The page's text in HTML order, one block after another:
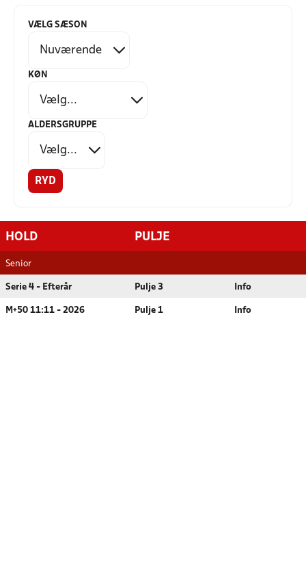
VÆLG SÆSON
KØN
ALDERSGRUPPE
RYD
HOLD PULJE
Senior
Serie 4 - Efterår Pulje 3 Info
M+50 11:11 - 2026 Pulje 1 Info